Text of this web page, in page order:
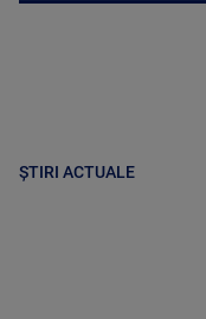
ȘTIRI ACTUALE